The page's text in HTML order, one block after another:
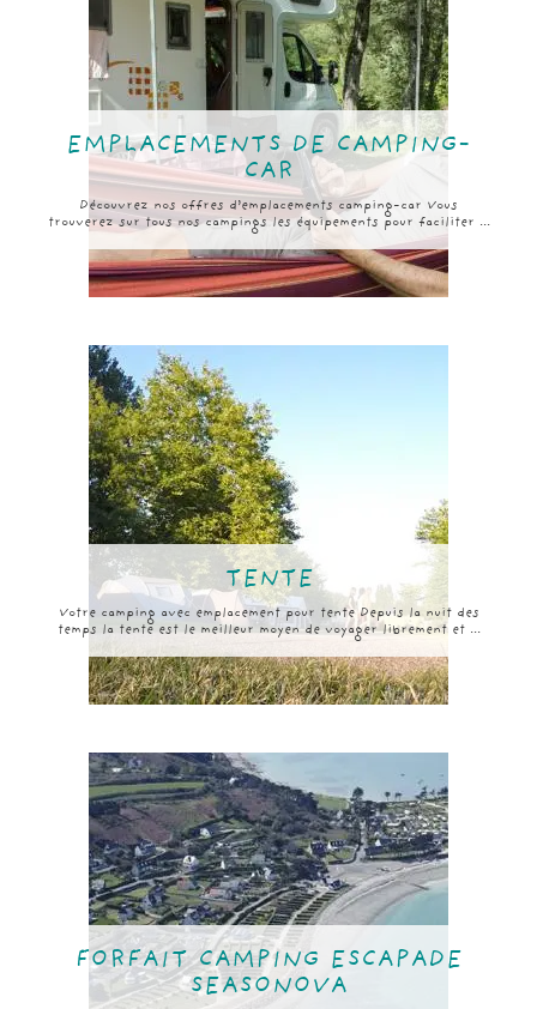
EMPLACEMENTS DE CAMPING-
CAR
Découvrez nos offres d’emplacements camping-car Vous
trouverez sur tous nos campings les équipements pour faciliter ...
TENTE
Votre camping avec emplacement pour tente Depuis la nuit des
temps la tente est le meilleur moyen de voyager librement et ...
FORFAIT CAMPING ESCAPADE
SEASONOVA